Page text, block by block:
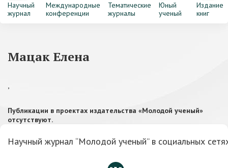
Научный
журнал
Международные
конференции
Тематические
журналы
Юный
ученый
Издание
книг
Мацак Елена
,
Публикации в проектах издательства «Молодой ученый»
отсутствуют.
Научный журнал “Молодой ученый” в социальных